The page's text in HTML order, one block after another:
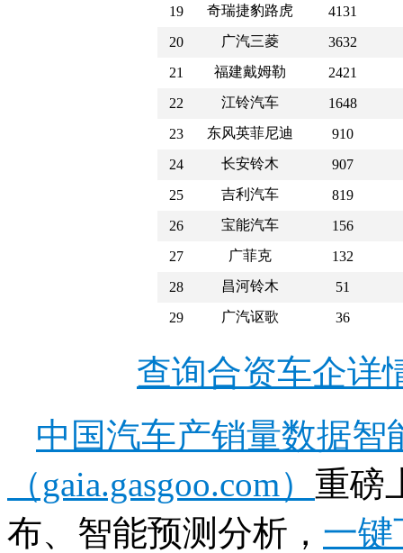
19
奇瑞捷豹路虎 4131
20
广汽三菱 3632
21
福建戴姆勒 2421
22
江铃汽车 1648
23
东风英菲尼迪 910
24
长安铃木 907
25
吉利汽车 819
26
宝能汽车
156
27
广菲克 132
28
昌河铃木
51
29
广汽讴歌 36
查询合资车企详
中国汽车产销量数据
（gaia.gasgoo.com） 重磅
布、智能预测分析， 一键